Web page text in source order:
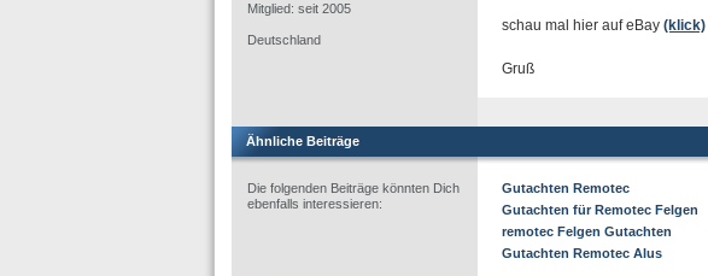
Mitglied: seit 2005
Deutschland
schau mal hier auf eBay (klick)
Gruß
Ähnliche Beiträge
Die folgenden Beiträge könnten Dich
ebenfalls interessieren:
Gutachten Remotec
Gutachten für Remotec Felgen
remotec Felgen Gutachten
Gutachten Remotec Alus